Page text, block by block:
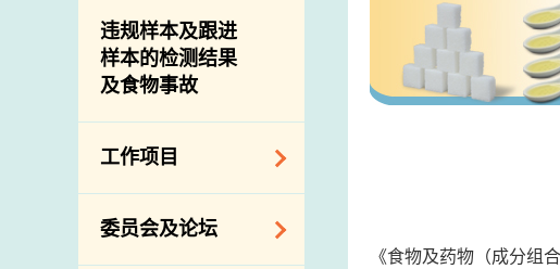
介绍短片
违规样本及跟进
样本的检测结果
及食物事故
工作项目
降低膳食中的钠和
糖
委员会及论坛
《食物及药物（成分组